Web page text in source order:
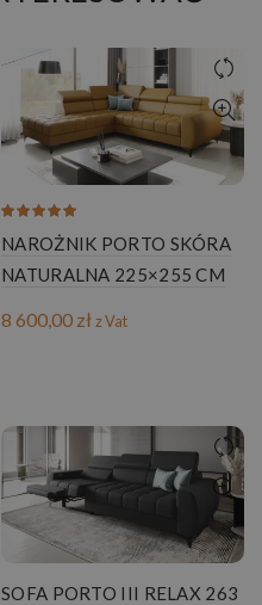
NAROŻNIK PORTO SKÓRA
NATURALNA 225×255 CM
8 600,00 złz Vat
SOFA PORTO III RELAX 263